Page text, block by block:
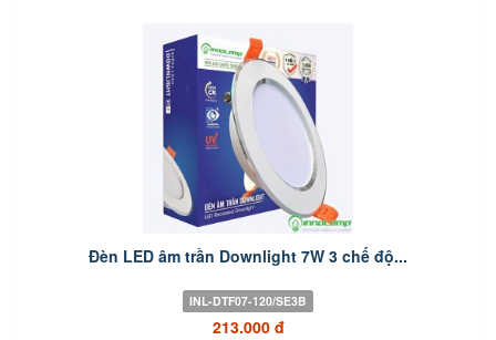
Đèn LED âm trần Downlight 7W 3 chế độ...
INL-DTF07-120/SE3B
213.000 đ